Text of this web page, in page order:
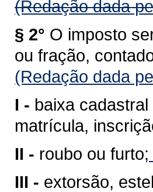
(Redação dada
§ 2° O imposto
ou fração,
(Redação dada
I - baixa
matrícula,
II - roubo ou furto;
III - extorsão,